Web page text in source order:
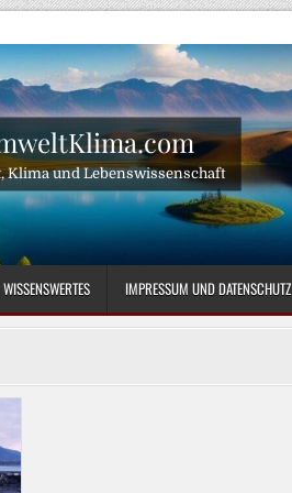
Klima und Lebenswissenschaft
WISSENSWERTES IMPRESSUM UND DATENSCHUTZ